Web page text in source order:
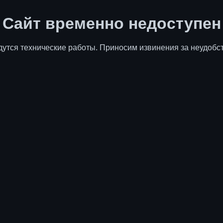
Сайт временно недоступен
технические работы. Приносим извинения за